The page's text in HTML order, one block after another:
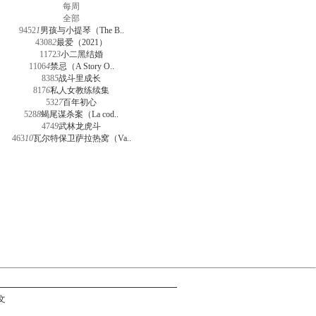
每周
全部
94521男孩与小提琴（The B..
43082最爱（2021）
11723小二黑结婚
11064禁忌（A Story O..
8385战斗里成长
8176私人女教练续集
5327百年初心
5288蝎尾谋杀案（La cod..
4749武林龙虎斗
46310瓦尔特保卫萨拉热窝（Va..